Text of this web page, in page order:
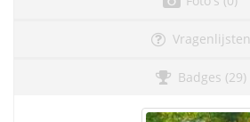
Vragenlijsten
Badges (29)